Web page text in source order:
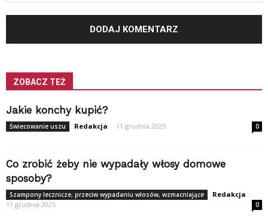
ZOBACZ TEŻ
Jakie konchy kupić?
Świecowanie uszu Redakcja - 11 grudnia 2025 0
Co zrobić żeby nie wypadały włosy domowe
sposoby?
Szampony lecznicze, przeciw wypadaniu włosów, wzmacniające Redakcja -
11 grudnia 2025
0